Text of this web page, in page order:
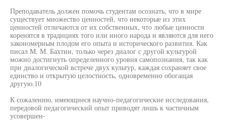
Преподаватель должен помочь студентам осознать, что в мире
существует множество ценностей, что некоторые из этих
ценностей отличаются от их собственных, что любые ценности
коренятся в традициях того или иного народа и являются для него
закономерным плодом его опыта и исторического развития. Как
писал М. М. Бахтин, только через диалог с другой культурой
можно достигнуть определенного уровня самопознания, так как
при диалогической встрече двух культур, каждая сохраняет свое
единство и открытую целостность, одновременно обогащая
другую.10
К сожалению, имеющиеся научно-педагогические исследования,
передовой педагогический опыт приводят лишь к частичным
усовершен-